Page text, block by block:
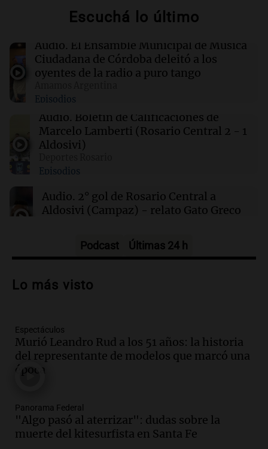
01:31 Ciencia
Descubren vida inesperada en el cuerpo de
Ötzi, el hombre de hielo de 5.300 años
00:55 Mundo
China se prepara para el tifón Dolphin; cierran
escuelas y actividades turísticas en varias
provincias
00:32 Clima
sábado 8 de agosto
Escuchá lo último
Audio. El Ensamble Municipal de Música
Ciudadana de Córdoba deleitó a los
oyentes de la radio a puro tango
Episodios
Audio. Boletín de Calificaciones de
Marcelo Lamberti (Rosario Central 2 - 1
Aldosivi)
Episodios
Audio. 2° gol de Rosario Central a
Aldosivi (Campaz) - relato Gato Greco
Audio.Nuevo desarrollo urbano y casa
en Villa María
Audio.
la Bulaya abrirá sus puertas mañana con
diversas actividades y sorpresas
Panorama Federal
edificios y proyecta una casa del
estudiante con 48 municipios
involucrados
Podcast Últimas 24 h
Lo más visto
Espectáculos
Murió Leandro Rud a los 51 años: la historia
del representante de modelos que marcó una
época
Panorama Federal
"Algo pasó al aterrizar": dudas sobre la
muerte del kitesurfista en Santa Fe